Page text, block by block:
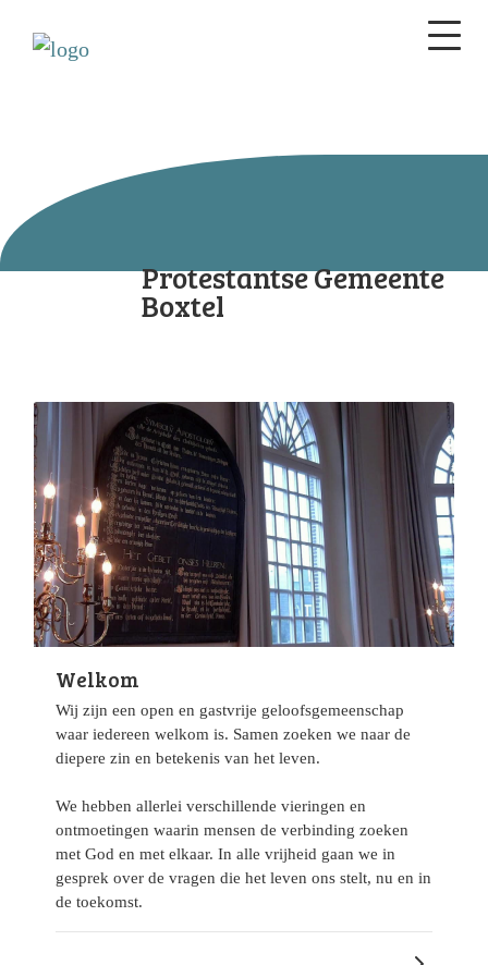
Protestantse Gemeente
Boxtel
Welkom
Wij zijn een open en gastvrije geloofsgemeenschap
waar iedereen welkom is. Samen zoeken we naar de
diepere zin en betekenis van het leven.
We hebben allerlei verschillende vieringen en
ontmoetingen waarin mensen de verbinding zoeken
met God en met elkaar. In alle vrijheid gaan we in
gesprek over de vragen die het leven ons stelt, nu en in
de toekomst.